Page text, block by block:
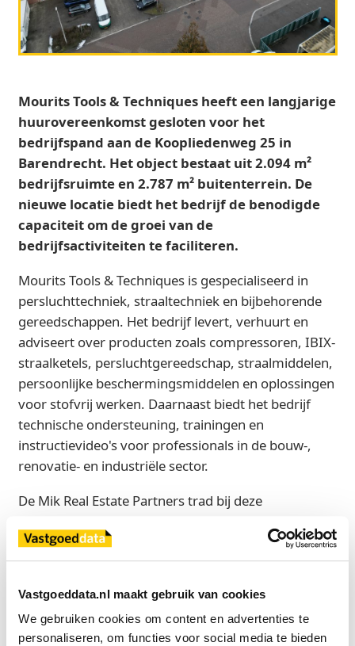
Vastgoeddata.nl maakt gebruik van cookies
We gebruiken cookies om content en advertenties te
personaliseren, om functies voor social media te bieden
Mourits Tools & Techniques heeft een langjarige
huurovereenkomst gesloten voor het
bedrijfspand aan de Koopliedenweg 25 in
Barendrecht. Het object bestaat uit 2.094 m²
bedrijfsruimte en 2.787 m² buitenterrein. De
nieuwe locatie biedt het bedrijf de benodigde
capaciteit om de groei van de
bedrijfsactiviteiten te faciliteren.
Mourits Tools & Techniques is gespecialiseerd in
persluchttechniek, straaltechniek en bijbehorende
gereedschappen. Het bedrijf levert, verhuurt en
adviseert over producten zoals compressoren, IBIX-
straalketels, persluchtgereedschap, straalmiddelen,
persoonlijke beschermingsmiddelen en oplossingen
voor stofvrij werken. Daarnaast biedt het bedrijf
technische ondersteuning, trainingen en
instructievideo's voor professionals in de bouw-,
renovatie- en industriële sector.
De Mik Real Estate Partners trad bij deze
verhuurder. De huurder werd vertegenwoordigd
door Schaub & Partners Bedrijfshuisvesting.
Bron
De Mik Real Estate Partners